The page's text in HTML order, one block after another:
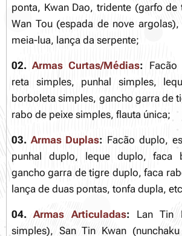
ponta, Kwan Dao, tridente (garfo de
Wan Tou (espada de nove
meia-lua, lança da serpente;
02.Armas Curtas/Médias: Facão
reta simples, punhal simples,
borboleta simples, gancho garra de
rabo de peixe simples, flauta única;
03. Armas Duplas: Facão duplo,
punhal duplo, leque duplo, faca
gancho garra de tigre duplo, faca
lança de duas pontas, tonfa dupla,
04.Armas Articuladas: Lan Tin
simples), San Tin Kwan